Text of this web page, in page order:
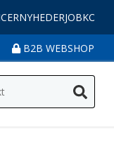
NYHEDERJOB
B2B WEBSHOP